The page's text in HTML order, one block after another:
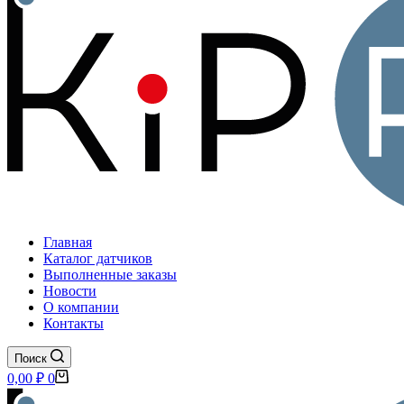
Главная
Каталог датчиков
Выполненные заказы
Новости
О компании
Контакты
Поиск
Корзина
0,00 ₽ 0